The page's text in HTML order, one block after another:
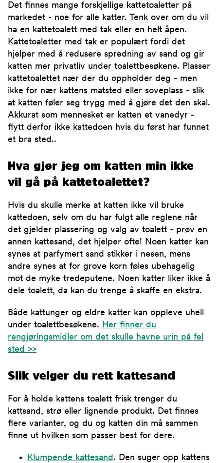
Det finnes mange forskjellige kattetoaletter på
markedet - noe for alle katter. Tenk over om du vil
ha en kattetoalett med tak eller en helt åpen.
Kattetoaletter med tak er populært fordi det
hjelper med å redusere spredning av sand og gir
katten mer privatliv under toalettbesøkene. Plasser
kattetoalettet nær der du oppholder deg - men
ikke for nær kattens matsted eller soveplass - slik
at katten føler seg trygg med å gjøre det den skal.
Akkurat som mennesket er katten et vanedyr -
flytt derfor ikke kattedoen hvis du først har funnet
et bra sted..
Hva gjør jeg om katten min ikke
vil gå på kattetoalettet?
Hvis du skulle merke at katten ikke vil bruke
kattedoen, selv om du har fulgt alle reglene når
det gjelder plassering og valg av toalett - prøv en
annen kattesand, det hjelper ofte! Noen katter kan
synes at parfymert sand stikker i nesen, mens
andre synes at for grove korn føles ubehagelig
mot de myke tredeputene. Noen katter liker ikke å
dele toalett, da kan du trenge å skaffe en ekstra.
Både kattunger og eldre katter kan oppleve uhell
under toalettbesøkene. Her finner du
rengjøringsmidler om det skulle havne urin på fel
sted >>
Slik velger du rett kattesand
For å holde kattens toalett frisk trenger du
kattsand, strø eller lignende produkt. Det finnes
flere varianter, og du og katten din må sammen
finne ut hvilken som passer best for dere.
Klumpende kattesand. Den suger opp kattens